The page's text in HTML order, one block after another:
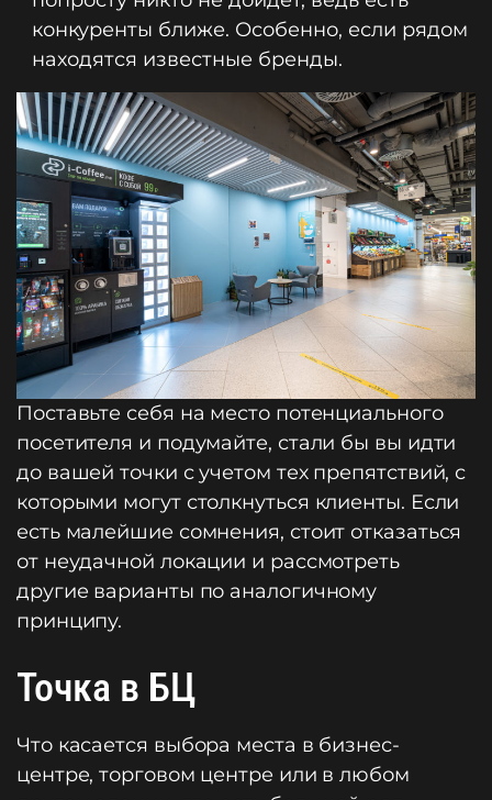
конкуренты ближе. Особенно, если рядом
находятся известные бренды.
Поставьте себя на место потенциального
посетителя и подумайте, стали бы вы идти
до вашей точки с учетом тех препятствий, с
которыми могут столкнуться клиенты. Если
есть малейшие сомнения, стоит отказаться
от неудачной локации и рассмотреть
другие варианты по аналогичному
принципу.
Точка в БЦ
Что касается выбора места в бизнес-
центре, торговом центре или в любом